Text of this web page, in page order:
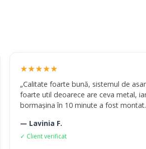
★★★★★
„Calitate foarte bună, sistemul de
foarte util deoarece are ceva metal,
bormașina în 10 minute a fost
— Lavinia F.
✓ Client verificat